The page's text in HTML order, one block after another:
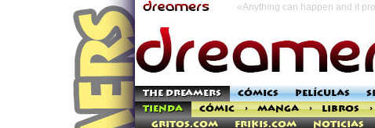
«Anything can happen and it
THE DREAMERS CÓMICS PELÍCULAS
TIENDA
CÓMIC > MANGA > LIBROS >
Gritos.com
Frikis.com Noticias